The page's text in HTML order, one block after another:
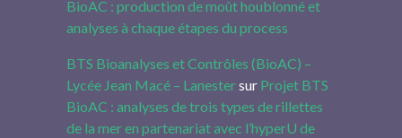
BioAC : production de moût houblonné et
analyses à chaque étapes du process
BTS Bioanalyses et Contrôles (BioAC) –
Lycée Jean Macé – Lanestersur Projet BTS
BioAC : analyses de trois types de rillettes
de la mer en partenariat avec l’hyperU de